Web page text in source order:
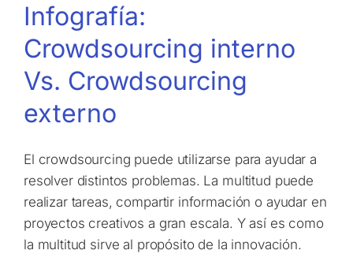
Infografía:
Crowdsourcing interno
Vs. Crowdsourcing
externo
El crowdsourcing puede utilizarse para ayudar a
resolver distintos problemas. La multitud puede
realizar tareas, compartir información o ayudar en
proyectos creativos a gran escala. Y así es como
la multitud sirve al propósito de la innovación.